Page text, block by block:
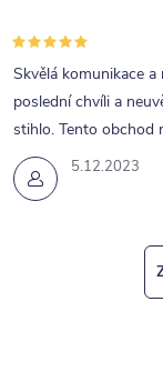
5.12.2023
Skvělá komunikace
poslední chvíli a
stihlo. Tento obchod